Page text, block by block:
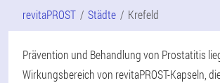
revitaPROST Städte Krefeld
Prävention und Behandlung von Prostatitis
Wirkungsbereich von revitaPROST-Kapseln,